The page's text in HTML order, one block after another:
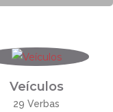
Veículos
29 Verbas